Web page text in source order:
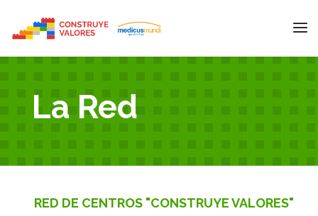
La Red
RED DE CENTROS "CONSTRUYE VALORES"